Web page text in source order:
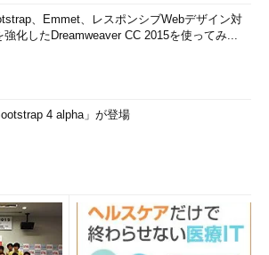
、Emmet、レスポンシブWebデザイン対
強化したDreamweaver CC 2015を使ってみ...
4 alpha」が登場